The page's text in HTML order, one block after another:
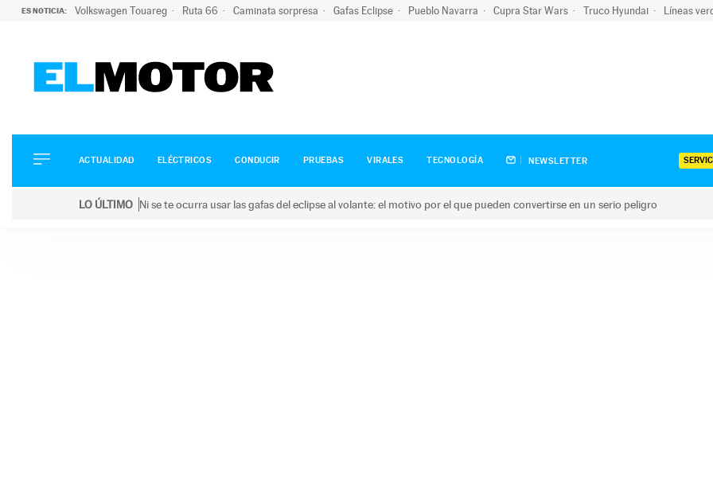
ES NOTICIA: Volkswagen Touareg Ruta 66 Caminata sorpresa Gafas Eclipse Pueblo Navarra Cupra Star Wars Truco Hyundai Líneas
ELÉCTRICOS
CONDUCIR
ACTUALIDAD ELÉCTRICOS CONDUCIR PRUEBAS VIRALES TECNOLOGÍA NEWSLETTER
LO ÚLTIMO Ni se te ocurra usar las gafas del eclipse al volante: el motivo por el que pueden convertirse en un serio peligro